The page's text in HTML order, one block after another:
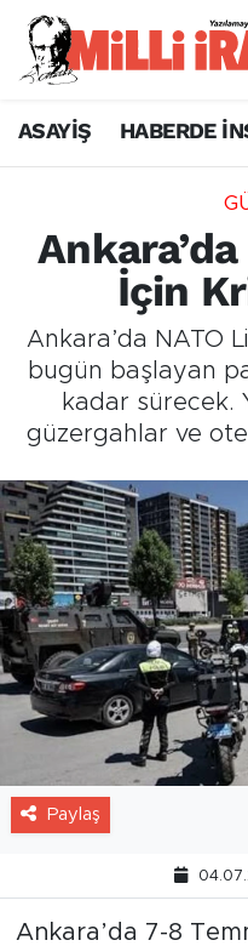
ASAYİŞ HABERDE
İçin
Ankara’da NATO
bugün başlayan
kadar sürecek.
güzergahlar ve
Paylaş
Ankara’da 7-8